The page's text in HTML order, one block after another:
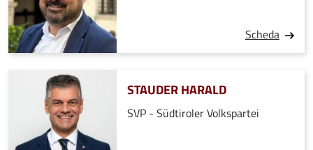
Scheda
STAUDER HARALD
SVP - Südtiroler Volkspartei